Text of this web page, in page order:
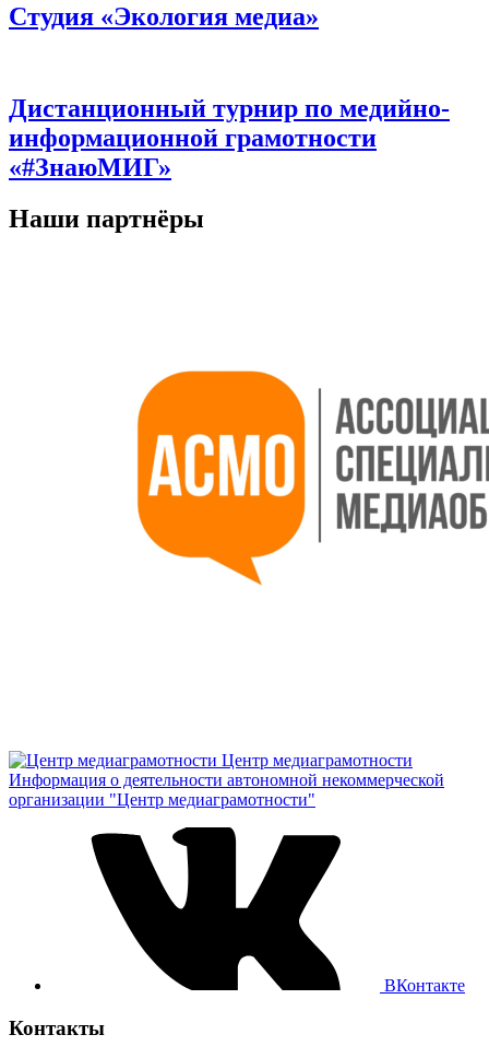
Студия «Экология медиа»
Дистанционный турнир по медийно-
информационной грамотности
«#ЗнаюМИГ»
Наши партнёры
Центр медиаграмотности
Информация о деятельности автономной некоммерческой
организации "Центр медиаграмотности"
ВКонтакте
Контакты